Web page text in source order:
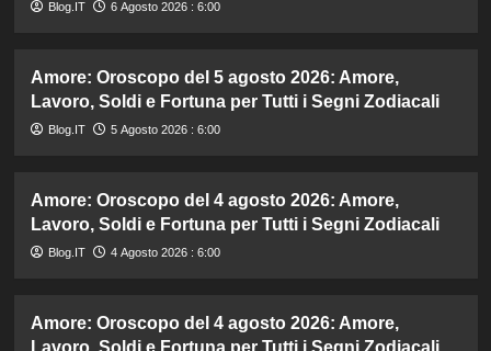
Blog.IT 6 Agosto 2026 : 6:00
Amore: Oroscopo del 5 agosto 2026: Amore,
Lavoro, Soldi e Fortuna per Tutti i Segni Zodiacali
Blog.IT 5 Agosto 2026 : 6:00
Amore: Oroscopo del 4 agosto 2026: Amore,
Lavoro, Soldi e Fortuna per Tutti i Segni Zodiacali
Blog.IT 4 Agosto 2026 : 6:00
Amore: Oroscopo del 4 agosto 2026: Amore,
Lavoro, Soldi e Fortuna per Tutti i Segni Zodiacali